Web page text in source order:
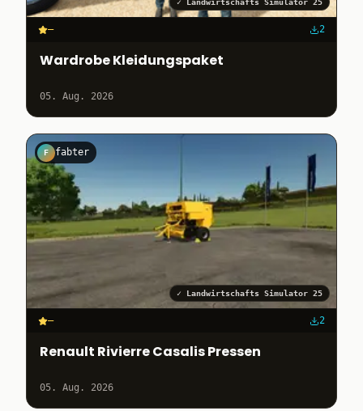
✓ Landwirtschafts Simulator 25
– 2
Wardrobe Kleidungspaket
05. Aug. 2026
F fabter
✓ Landwirtschafts Simulator 25
– 2
Renault Rivierre Casalis Pressen
05. Aug. 2026